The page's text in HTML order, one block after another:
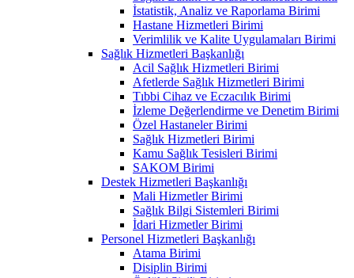
İstatistik, Analiz ve Raporlama Birimi
Hastane Hizmetleri Birimi
Verimlilik ve Kalite Uygulamaları Birimi
Sağlık Hizmetleri Başkanlığı
Acil Sağlık Hizmetleri Birimi
Afetlerde Sağlık Hizmetleri Birimi
Tıbbi Cihaz ve Eczacılık Birimi
İzleme Değerlendirme ve Denetim Birimi
Özel Hastaneler Birimi
Sağlık Hizmetleri Birimi
Kamu Sağlık Tesisleri Birimi
SAKOM Birimi
Destek Hizmetleri Başkanlığı
Mali Hizmetler Birimi
Sağlık Bilgi Sistemleri Birimi
İdari Hizmetler Birimi
Personel Hizmetleri Başkanlığı
Atama Birimi
Disiplin Birimi